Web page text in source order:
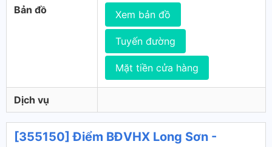
Bản đồ Xem bản đồ
Tuyến đường
Mặt tiền cửa hàng
Dịch vụ
[355150] Điểm BĐVHX Long Sơn -